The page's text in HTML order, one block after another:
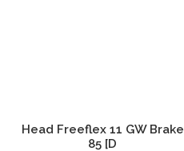
В корзину
Head Freeflex 11 GW Brake
85 [D